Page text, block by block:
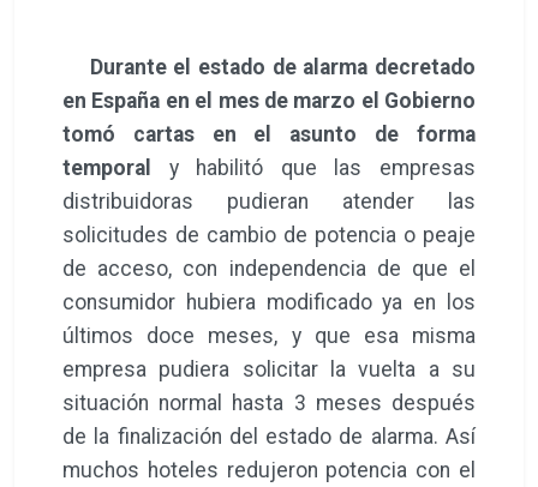
Durante el estado de alarma decretado
en España en el mes de marzo el Gobierno
tomó cartas en el asunto de forma
temporal
y habilitó que las empresas
distribuidoras pudieran atender las
solicitudes de cambio de potencia o peaje
de acceso, con independencia de que el
consumidor hubiera modificado ya en los
últimos doce meses, y que esa misma
empresa pudiera solicitar la vuelta a su
situación normal hasta 3 meses después
de la finalización del estado de alarma. Así
muchos hoteles redujeron potencia con el